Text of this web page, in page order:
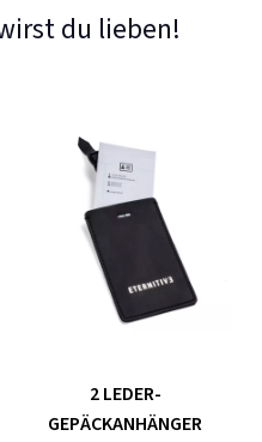
du lieben!
2 LEDER-
GEPÄCKANHÄNGER